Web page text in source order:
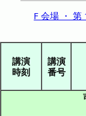
F 会場 ・ 第
講演
時刻
講演
番号